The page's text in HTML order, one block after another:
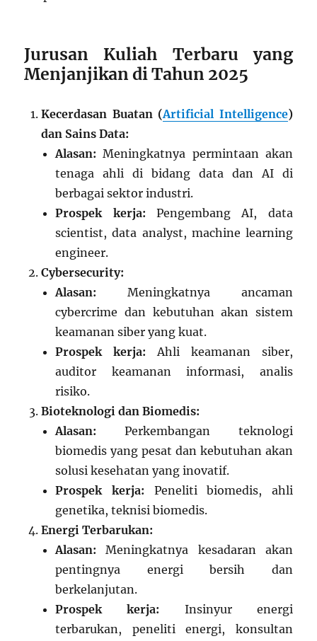
Jurusan Kuliah Terbaru yang
Menjanjikan di Tahun 2025
Kecerdasan Buatan (Artificial Intelligence)
dan Sains Data:
Alasan: Meningkatnya permintaan akan
tenaga ahli di bidang data dan AI di
berbagai sektor industri.
Prospek kerja: Pengembang AI, data
scientist, data analyst, machine learning
engineer.
Cybersecurity:
Alasan: Meningkatnya ancaman
cybercrime dan kebutuhan akan sistem
keamanan siber yang kuat.
Prospek kerja: Ahli keamanan siber,
auditor keamanan informasi, analis
risiko.
Bioteknologi dan Biomedis:
Alasan: Perkembangan teknologi
biomedis yang pesat dan kebutuhan akan
solusi kesehatan yang inovatif.
Prospek kerja: Peneliti biomedis, ahli
genetika, teknisi biomedis.
Energi Terbarukan:
Alasan: Meningkatnya kesadaran akan
pentingnya energi bersih dan
berkelanjutan.
Prospek kerja: Insinyur energi
terbarukan, peneliti energi, konsultan